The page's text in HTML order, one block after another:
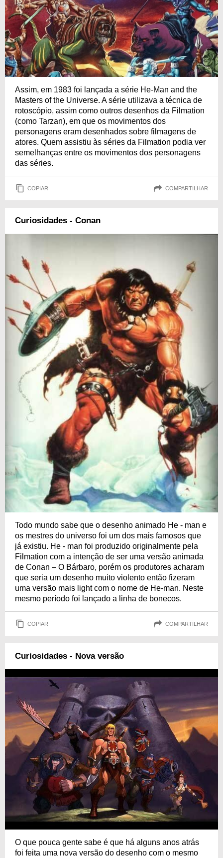
Assim, em 1983 foi lançada a série He-Man and the
Masters of the Universe. A série utilizava a técnica de
rotoscópio, assim como outros desenhos da Filmation
(como Tarzan), em que os movimentos dos
personagens eram desenhados sobre filmagens de
atores. Quem assistiu às séries da Filmation podia ver
semelhanças entre os movimentos dos personagens
das séries.
COPIAR COMPARTILHAR
Curiosidades - Conan
Todo mundo sabe que o desenho animado He - man e
os mestres do universo foi um dos mais famosos que
já existiu. He - man foi produzido originalmente pela
Filmation com a intenção de ser uma versão animada
de Conan – O Bárbaro, porém os produtores acharam
que seria um desenho muito violento então fizeram
uma versão mais light com o nome de He-man. Neste
mesmo período foi lançado a linha de bonecos.
COPIAR COMPARTILHAR
Curiosidades - Nova versão
O que pouca gente sabe é que há alguns anos atrás
foi feita uma nova versão do desenho com o mesmo